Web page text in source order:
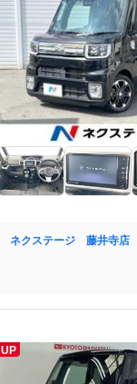
ネクステージ 藤井寺店
UP